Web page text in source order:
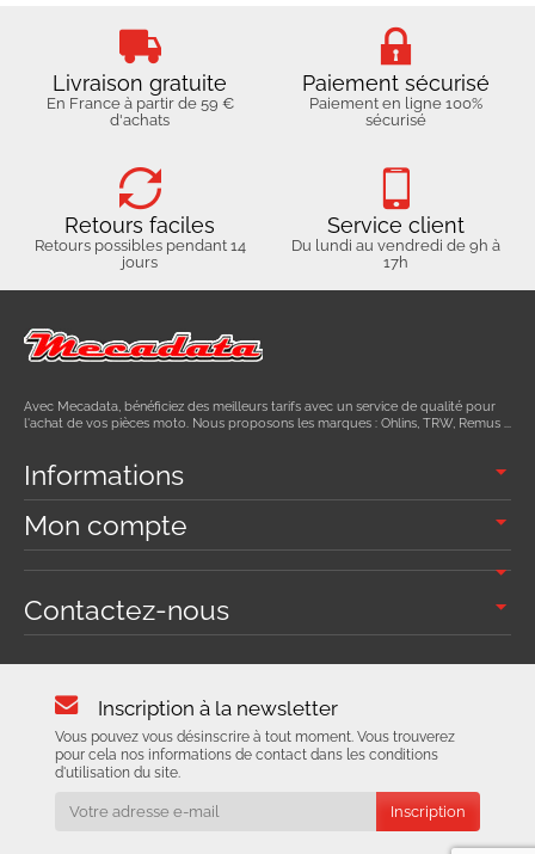
Livraison gratuite
En France à partir de 59 €
d'achats
Paiement sécurisé
Paiement en ligne 100%
sécurisé
Retours faciles
Retours possibles pendant 14
jours
Service client
Du lundi au vendredi de 9h à
17h
Avec Mecadata, bénéficiez des meilleurs tarifs avec un service de qualité pour
l'achat de vos pièces moto. Nous proposons les marques : Ohlins, TRW, Remus ...
Informations
Mon compte
Contactez-nous
Inscription à la newsletter
Vous pouvez vous désinscrire à tout moment. Vous trouverez
pour cela nos informations de contact dans les conditions
d'utilisation du site.